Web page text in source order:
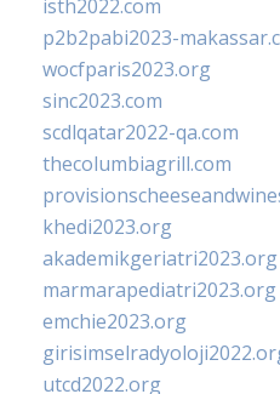
isth2022.com
p2b2pabi2023-
wocfparis2023.org
sinc2023.com
scdlqatar2022-qa.com
thecolumbiagrill.com
khedi2023.org
akademikgeriatri2023.org
marmarapediatri2023.org
emchie2023.org
utcd2022.org